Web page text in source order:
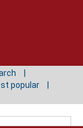
popular